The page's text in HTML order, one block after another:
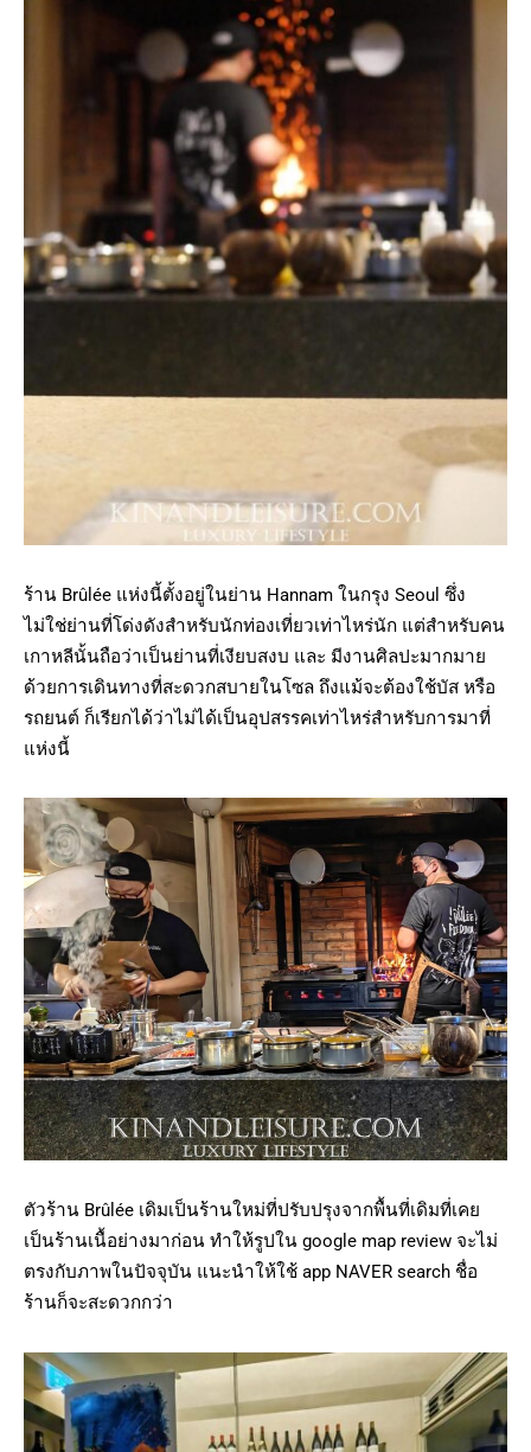
ร้าน Brûlée แห่งนี้ตั้งอยู่ในย่าน Hannam ในกรุง Seoul ซึ่ง
ไม่ใช่ย่านที่โด่งดังสำหรับนักท่องเที่ยวเท่าไหร่นัก แต่สำหรับคน
เกาหลีนั้นถือว่าเป็นย่านที่เงียบสงบ และ มีงานศิลปะมากมาย
ด้วยการเดินทางที่สะดวกสบายในโซล ถึงแม้จะต้องใช้บัส หรือ
รถยนต์ ก็เรียกได้ว่าไม่ได้เป็นอุปสรรคเท่าไหร่สำหรับการมาที่
แห่งนี้
ตัวร้าน Brûlée เดิมเป็นร้านใหม่ที่ปรับปรุงจากพื้นที่เดิมที่เคย
เป็นร้านเนื้อย่างมาก่อน ทำให้รูปใน google map review จะไม่
ตรงกับภาพในปัจจุบัน แนะนำให้ใช้ app NAVER search ชื่อ
ร้านก็จะสะดวกกว่า